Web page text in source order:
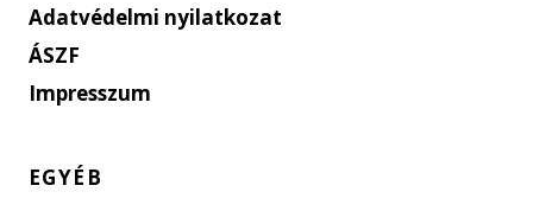
Adatvédelmi nyilatkozat
ÁSZF
Impresszum
EGYÉB